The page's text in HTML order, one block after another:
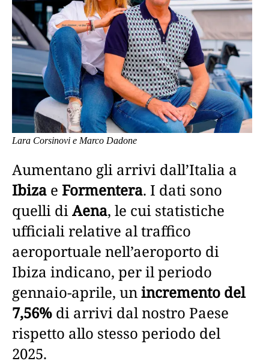
Lara Corsinovi e Marco Dadone
Aumentano gli arrivi dall’Italia a
Ibiza e Formentera. I dati sono
quelli diAena, le cui statistiche
ufficiali relative al traffico
aeroportuale nell’aeroporto di
Ibiza indicano, per il periodo
gennaio-aprile, unincremento del
7,56% di arrivi dal nostro Paese
rispetto allo stesso periodo del
2025.